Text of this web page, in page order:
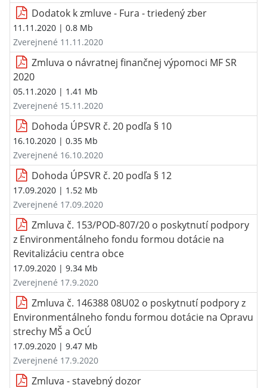
Dodatok k zmluve - Fura - triedený zber
11.11.2020 | 0.8 Mb
Zverejnené 11.11.2020
Zmluva o návratnej finančnej výpomoci MF SR
2020
05.11.2020 | 1.41 Mb
Zverejnené 15.11.2020
Dohoda ÚPSVR č. 20 podľa § 10
16.10.2020 | 0.35 Mb
Zverejnené 16.10.2020
Dohoda ÚPSVR č. 20 podľa § 12
17.09.2020 | 1.52 Mb
Zverejnené 17.09.2020
Zmluva č. 153/POD-807/20 o poskytnutí podpory
z Environmentálneho fondu formou dotácie na
Revitalizáciu centra obce
17.09.2020 | 9.34 Mb
Zverejnené 17.9.2020
Zmluva č. 146388 08U02 o poskytnutí podpory z
Environmentálneho fondu formou dotácie na Opravu
strechy MŠ a OcÚ
17.09.2020 | 9.47 Mb
Zverejnené 17.9.2020
Zmluva - stavebný dozor